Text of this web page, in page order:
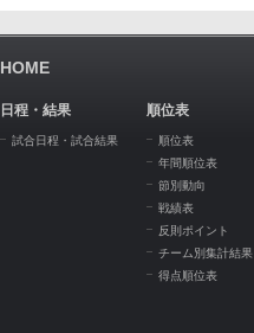
HOME
日程・結果
試合日程・試合結果
順位表
順位表
年間順位表
節別動向
戦績表
反則ポイント
チーム別集計結果
得点順位表